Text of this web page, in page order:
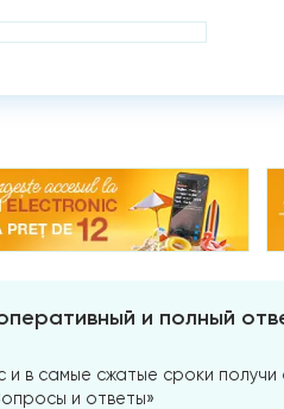
и полный
в самые сжатые сроки
и ответы»